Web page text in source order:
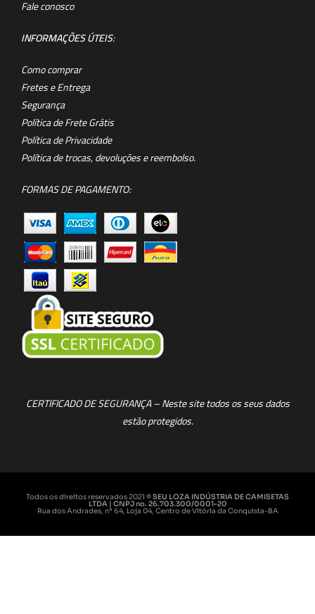
Fale conosco
INFORMAÇÕES ÚTEIS:
Como comprar
Fretes e Entrega
Segurança
Política de Frete Grátis
Política de Privacidade
Política de trocas, devoluções e reembolso.
FORMAS DE PAGAMENTO:
CERTIFICADO DE SEGURANÇA – Neste site todos os seus dados
estão protegidos.
Todos os direitos reservados 2021 © SEU LOZA INDÚSTRIA DE CAMISETAS
LTDA | CNPJ no. 26.703.300/0001-20
Rua dos Andrades, nº 64, Loja 04, Centro de Vitória da Conquista-BA